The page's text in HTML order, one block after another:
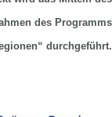
des Programms
durchgeführt.